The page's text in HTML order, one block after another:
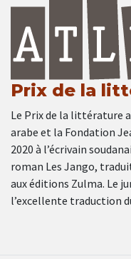
Prix de la
Le Prix de la littérature
arabe et la Fondation
2020 à l’écrivain
roman Les Jango,
aux éditions Zulma. Le
l’excellente traduction